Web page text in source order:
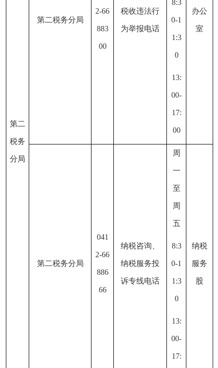
第二
税务
分局
第二税务分局
2-66
883
00
税收违法行
为举报电话
8:3
0-1
1:3
0
13:
00-
17:
00
办公
室
第二税务分局
041
2-66
886
66
纳税咨询、
纳税服务投
诉专线电话
周
一
至
周
五
8:3
0-1
1:3
0
13:
00-
17:
纳税
服务
股